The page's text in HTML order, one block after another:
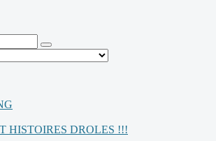
HISTOIRES DROLES !!!